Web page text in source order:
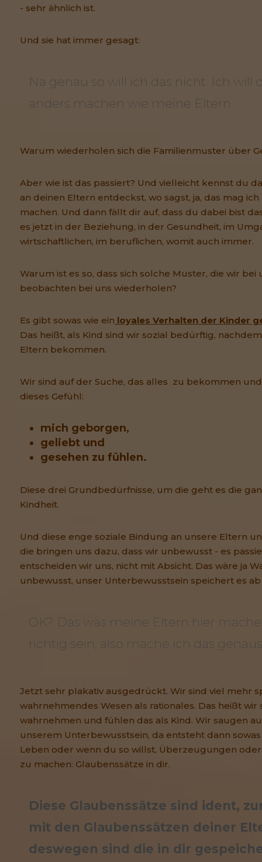
- sehr ähnlich ist.
Und sie hat immer gesagt:
Na genau so will ich das nicht. Ich will
anders machen wie meine Eltern
Warum wiederholen sich die Familienmuster über
Aber wie ist das passiert? Und vielleicht kennst du
an deinen Eltern entdeckst, wo sagst, ja, das mag
machen. Und dann fällt dir auf, dass du dabei bist
es jetzt in der Beziehung, in der Gesundheit, im
wirtschaftlichen, im beruflichen, womit auch immer.
Warum ist es so, dass sich solche Muster, die wir bei
beobachten bei uns wiederholen?
Es gibt sowas wie ein loyales Verhalten der Kinder
Das heißt, als Kind sind wir sozial bedürftig,
Eltern bekommen.
Wir sind auf der Suche, das alles zu bekommen
dieses Gefühl:
mich geborgen,
geliebt und
gesehen zu fühlen.
Diese drei Grundbedürfnisse, um die geht es die
Kindheit.
Und diese enge soziale Bindung an unsere Eltern
die bringen uns dazu, dass wir unbewusst - es
entscheiden wir uns, nicht mit Absicht. Das wäre ja
unbewusst, unser Unterbewusstsein speichert es
OK? Das was meine Eltern hier
richtig sein, also mache ich das
Jetzt sehr plakativ ausgedrückt. Wir sind viel mehr
wahrnehmendes Wesen als rationales. Das heißt
wahrnehmen und fühlen das als Kind. Wir saugen
unserem Unterbewusstsein, da entsteht dann
Leben oder wenn du so willst, Überzeugungen
zu machen: Glaubenssätze in dir.
Diese Glaubenssätze sind ident,
mit den Glaubenssätzen deiner
deswegen sind die in dir